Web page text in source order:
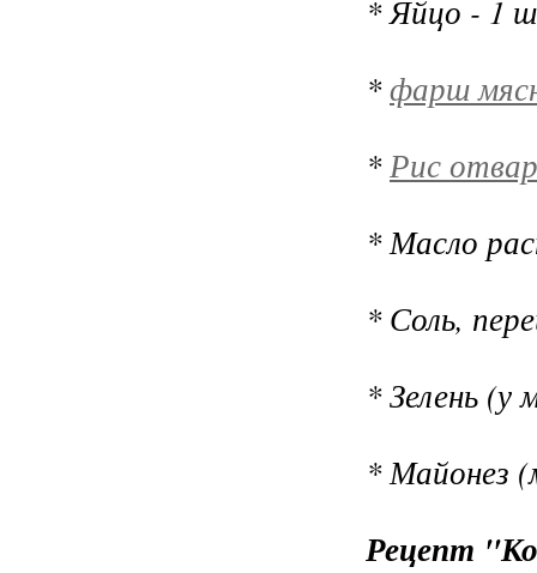
* Яйцо - 1
*фарш
* Рис
* Масло
* Соль,
* Зелень (у
* Майонез
Рецепт